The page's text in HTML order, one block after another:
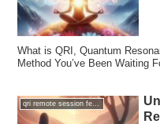
What is QRI, Quantum
Method You’ve Been Waiting
qri remote session feedback